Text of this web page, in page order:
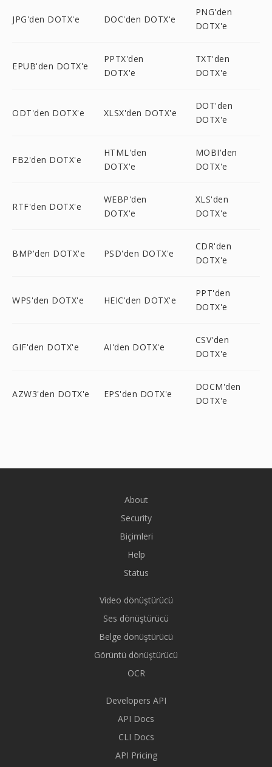
JPG'den DOTX'e DOC'den DOTX'e
PNG'den
DOTX'e
EPUB'den DOTX'e
PPTX'den
DOTX'e
TXT'den
DOTX'e
ODT'den DOTX'e XLSX'den DOTX'e
DOT'den
DOTX'e
FB2'den DOTX'e
HTML'den
DOTX'e
MOBI'den
DOTX'e
RTF'den DOTX'e
WEBP'den
DOTX'e
XLS'den
DOTX'e
BMP'den DOTX'e PSD'den DOTX'e
CDR'den
DOTX'e
WPS'den DOTX'e HEIC'den DOTX'e
PPT'den
DOTX'e
GIF'den DOTX'e AI'den DOTX'e
CSV'den
DOTX'e
AZW3'den DOTX'e EPS'den DOTX'e
DOCM'den
DOTX'e
About
Security
Biçimleri
Help
Status
Video dönüştürücü
Ses dönüştürücü
Belge dönüştürücü
Görüntü dönüştürücü
OCR
Developers API
API Docs
CLI Docs
API Pricing